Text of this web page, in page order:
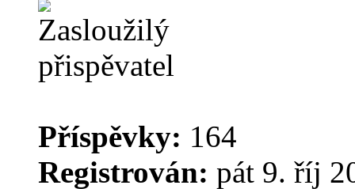
Příspěvky: 164
Registrován: pát 9. říj